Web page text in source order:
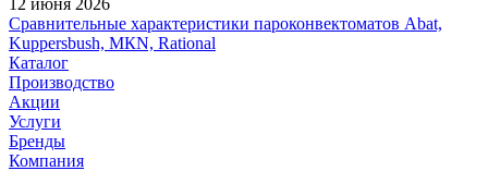
12 июня 2026
Сравнительные характеристики пароконвектоматов Abat,
Kuppersbush, МКN, Rational
Каталог
Производство
Акции
Услуги
Бренды
Компания